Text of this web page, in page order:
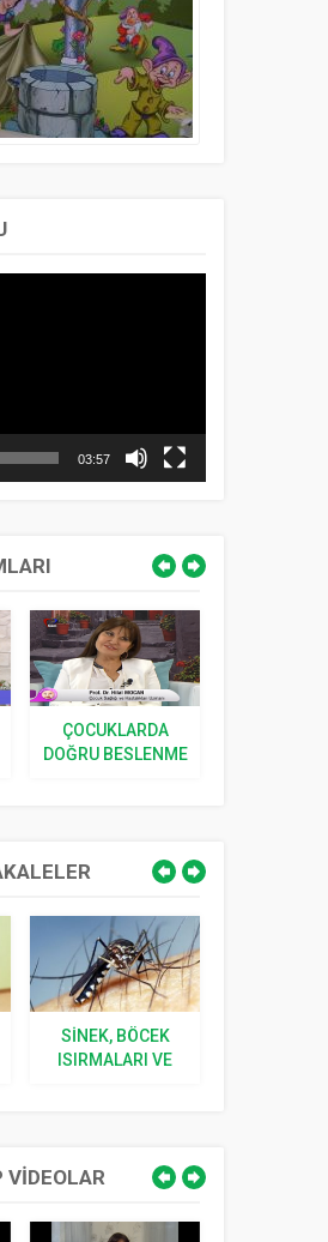
03:57
ÇOCUKLARDA
DOĞRU BESLENME
SINEK, BÖCEK
ISIRMALARI VE
VİDEOLAR